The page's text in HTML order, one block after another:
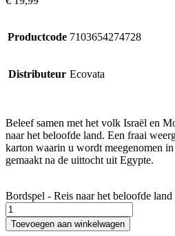
Productcode 7103654274728
Distributeur Ecovata
Beleef samen met het volk Israël en
naar het beloofde land. Een fraai
karton waarin u wordt meegenomen
gemaakt na de uittocht uit Egypte.
Bordspel - Reis naar het beloofde land
Toevoegen aan winkelwagen